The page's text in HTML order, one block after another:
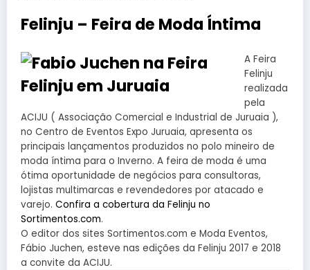
Felinju – Feira de Moda Íntima
A Feira
Felinju
realizada
pela
ACIJU ( Associação Comercial e Industrial de Juruaia ),
no Centro de Eventos Expo Juruaia, apresenta os
principais lançamentos produzidos no polo mineiro de
moda íntima para o Inverno. A feira de moda é uma
ótima oportunidade de negócios para consultoras,
lojistas multimarcas e revendedores por atacado e
varejo. Confira a cobertura da Felinju no
Sortimentos.com.
O editor dos sites Sortimentos.com e Moda Eventos,
Fábio Juchen, esteve nas edições da Felinju 2017 e 2018
a convite da ACIJU.